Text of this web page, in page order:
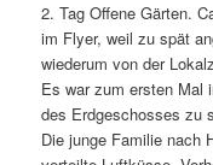
2. Tag Offene Gärten.
im Flyer, weil zu spät
wiederum von der
Es war zum ersten Mal
des Erdgeschosses zu
Die junge Familie nach